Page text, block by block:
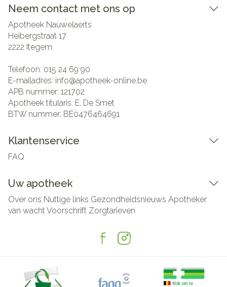
Neem contact met ons op
Apotheek Nauwelaerts
Heibergstraat 17
2222 Itegem
Telefoon: 015 24 69 90
E-mailadres: info@apotheek-online.be
APB nummer: 121702
Apotheek titularis: E. De Smet
BTW nummer: BE0476464691
Klantenservice
FAQ
Uw apotheek
Over ons Nuttige links Gezondheidsnieuws Apotheker
van wachtVoorschrift Zorgtarieven